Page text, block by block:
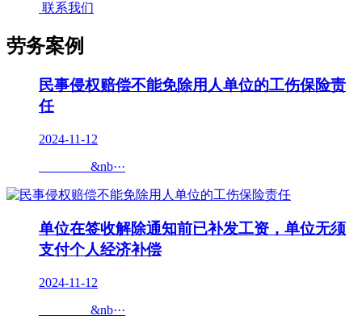
联系我们
劳务案例
民事侵权赔偿不能免除用人单位的工伤保险责
任
2024-11-12
&nb···
单位在签收解除通知前已补发工资，单位无须
支付个人经济补偿
2024-11-12
&nb···